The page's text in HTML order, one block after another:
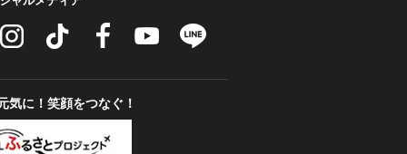
気に！笑顔をつなぐ！